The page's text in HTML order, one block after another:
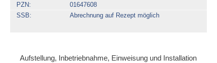
PZN
01647608
SSB
Abrechnung auf Rezept möglich
Aufstellung, Inbetriebnahme, Einweisung und Installation